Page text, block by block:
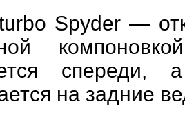
Spyder —
спереди,
на задние